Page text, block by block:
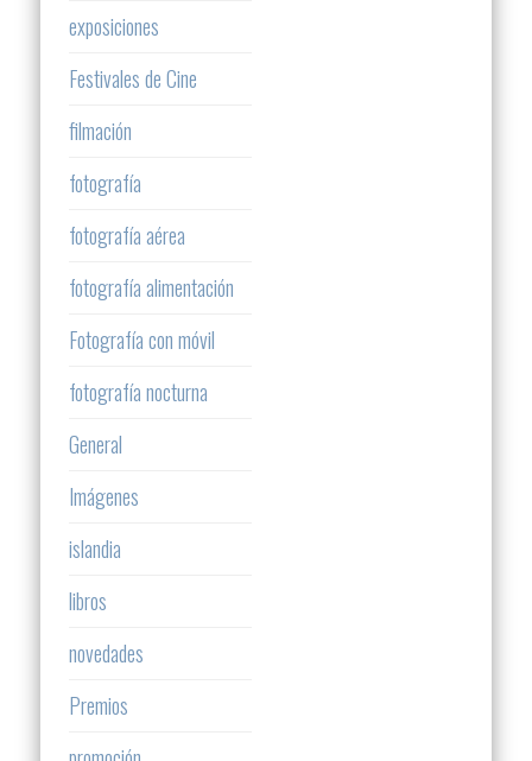
exposiciones
Festivales de Cine
filmación
fotografía
fotografía aérea
fotografía alimentación
Fotografía con móvil
fotografía nocturna
General
Imágenes
islandia
libros
novedades
Premios